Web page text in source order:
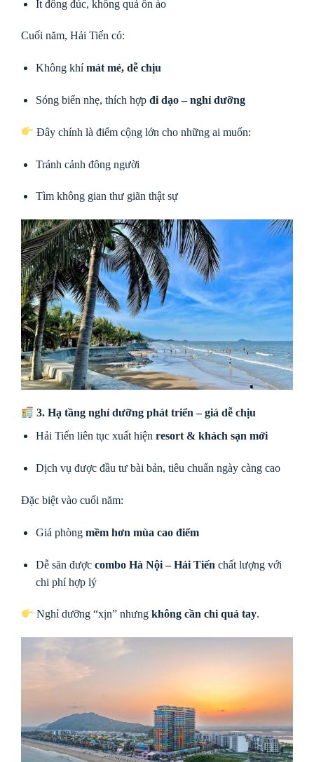
Ít đông đúc, không quá ồn ào
Cuối năm, Hải Tiến có:
Không khímát mẻ, dễ chịu
Sóng biển nhẹ, thích hợp đi dạo – nghỉ dưỡng
Đây chính là điểm cộng lớn cho những ai muốn:
Tránh cảnh đông người
Tìm không gian thư giãn thật sự
3. Hạ tầng nghỉ dưỡng phát triển – giá dễ chịu
Hải Tiến liên tục xuất hiện resort & khách sạn mới
Dịch vụ được đầu tư bài bản, tiêu chuẩn ngày càng cao
Đặc biệt vào cuối năm:
Giá phòng mềm hơn mùa cao điểm
Dễ săn được combo Hà Nội – Hải Tiến chất lượng với
chi phí hợp lý
Nghỉ dưỡng “xịn” nhưngkhông cần chi quá tay.